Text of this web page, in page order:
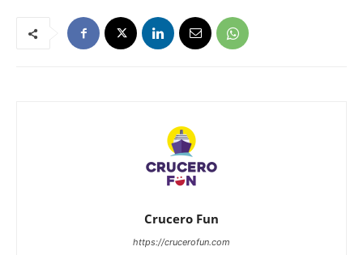
Crucero Fun
https://crucerofun.com